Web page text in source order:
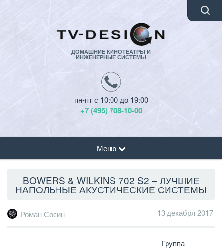
ДОМАШНИЕ КИНОТЕАТРЫ И
ИНЖЕНЕРНЫЕ СИСТЕМЫ
пн-пт с 10:00 до 19:00
+7 (495) 708-10-00
Меню
BOWERS & WILKINS 702 S2 – ЛУЧШИЕ
НАПОЛЬНЫЕ АКУСТИЧЕСКИЕ СИСТЕМЫ
Роман Сосин 13 декабря 2017
Группа